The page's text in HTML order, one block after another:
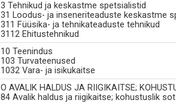
3 Tehnikud ja keskastme spetsialistid
31 Loodus- ja inseneriteaduste keskastme
311 Füüsika- ja tehnikateaduste tehnikud
3112 Ehitustehnikud
10 Teenindus
103 Turvateenused
1032 Vara- ja isikukaitse
O AVALIK HALDUS JA RIIGIKAITSE;
84 Avalik haldus ja riigikaitse; kohustuslik